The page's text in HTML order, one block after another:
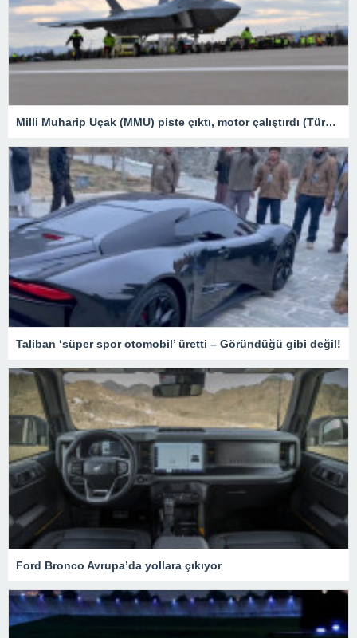
Milli Muharip Uçak (MMU) piste çıktı, motor çalıştırdı (Türkiye’nin yeni nesil yerli silahları) – Son Dakika Teknoloji Haberleri
Taliban ‘süper spor otomobil’ üretti – Göründüğü gibi değil!
Ford Bronco Avrupa’da yollara çıkıyor